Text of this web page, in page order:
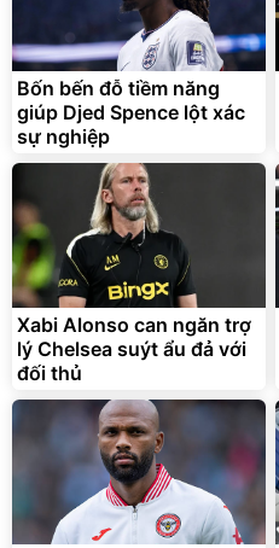
Bạt phủ xe ô tô cao cấp,
tráng nhôm 03 lớp
392.000
325.000đ
Đã bán nhiều
Bốn bến đỗ tiềm năng
giúp Djed Spence lột xác
sự nghiệp
Xabi Alonso can ngăn trợ
lý Chelsea suýt ẩu đả với
đối thủ